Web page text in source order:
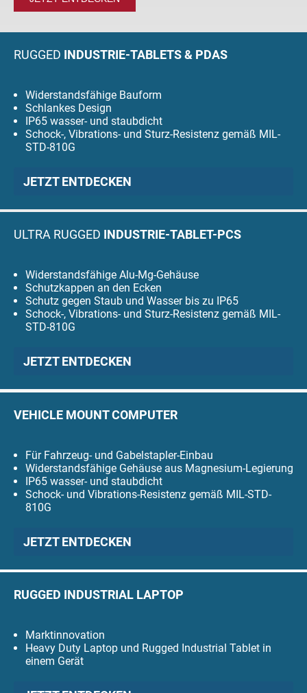
RUGGED INDUSTRIE-TABLETS & PDAS
Widerstandsfähige Bauform
Schlankes Design
IP65 wasser- und staubdicht
Schock-, Vibrations- und Sturz-Resistenz gemäß MIL-
STD-810G
JETZT ENTDECKEN
ULTRA RUGGED INDUSTRIE-TABLET-PCS
Widerstandsfähige Alu-Mg-Gehäuse
Schutzkappen an den Ecken
Schutz gegen Staub und Wasser bis zu IP65
Schock-, Vibrations- und Sturz-Resistenz gemäß MIL-
STD-810G
JETZT ENTDECKEN
VEHICLE MOUNT COMPUTER
Für Fahrzeug- und Gabelstapler-Einbau
Widerstandsfähige Gehäuse aus Magnesium-Legierung
IP65 wasser- und staubdicht
Schock- und Vibrations-Resistenz gemäß MIL-STD-
810G
JETZT ENTDECKEN
RUGGED INDUSTRIAL LAPTOP
Marktinnovation
Heavy Duty Laptop und Rugged Industrial Tablet in
einem Gerät